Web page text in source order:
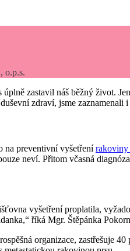
zastavil náš běžný život.
zdraví, jsme zaznamenali
na preventivní vyšetřenírakoviny
neví. Přitom včasná
vyšetření proplatila,
říká Mgr. Štěpánka
organizace, zastřešuje